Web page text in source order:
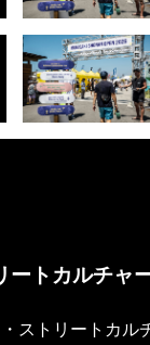
ートカルチャ
ストリートカ